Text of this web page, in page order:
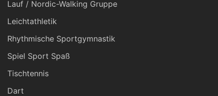
Lauf / Nordic-Walking Gruppe
Leichtathletik
Rhythmische Sportgymnastik
Spiel Sport Spaß
Tischtennis
Dart